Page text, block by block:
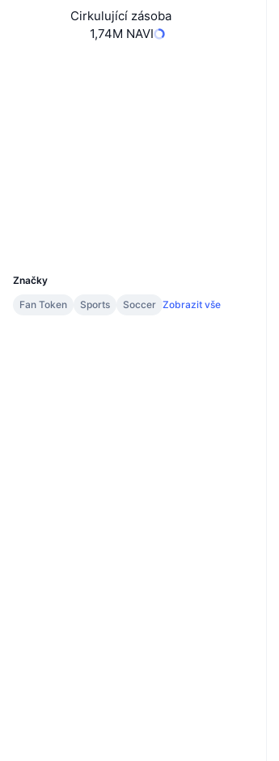
Cirkulující zásoba
1,74M NAVI
Značky
Fan Token
Sports Soccer Zobrazit vše